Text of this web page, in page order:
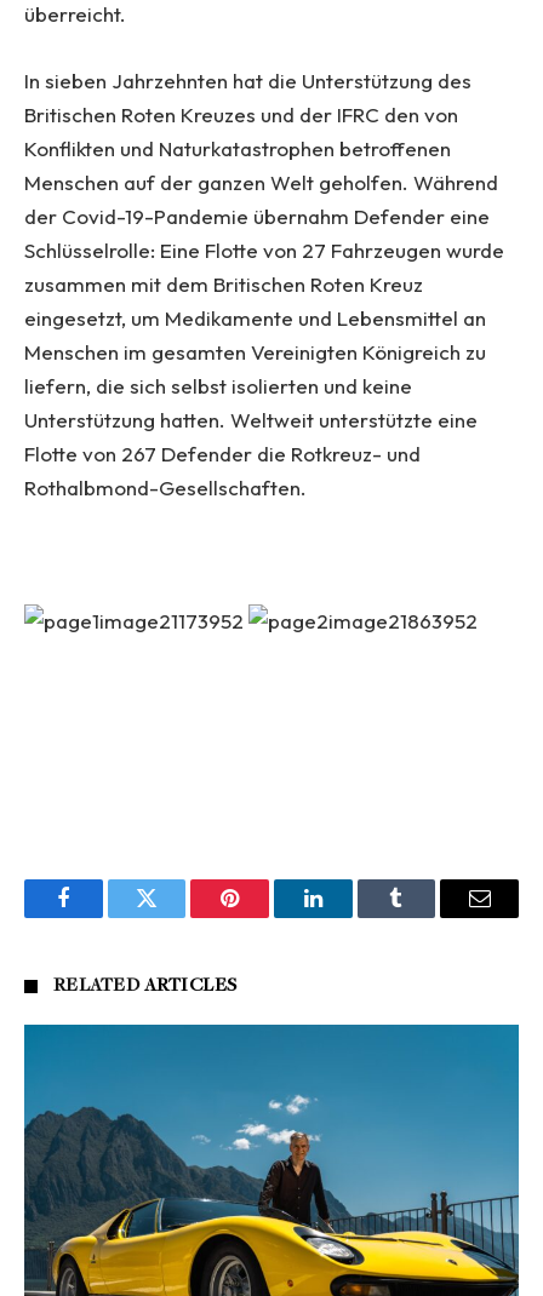
überreicht.
In sieben Jahrzehnten hat die Unterstützung des
Britischen Roten Kreuzes und der IFRC den von
Konflikten und Naturkatastrophen betroffenen
Menschen auf der ganzen Welt geholfen. Während
der Covid-19-Pandemie übernahm Defender eine
Schlüsselrolle: Eine Flotte von 27 Fahrzeugen wurde
zusammen mit dem Britischen Roten Kreuz
eingesetzt, um Medikamente und Lebensmittel an
Menschen im gesamten Vereinigten Königreich zu
liefern, die sich selbst isolierten und keine
Unterstützung hatten. Weltweit unterstützte eine
Flotte von 267 Defender die Rotkreuz- und
Rothalbmond-Gesellschaften.
FacebookTwitter Pinterest LinkedInTumblr Email
RELATEDARTICLES